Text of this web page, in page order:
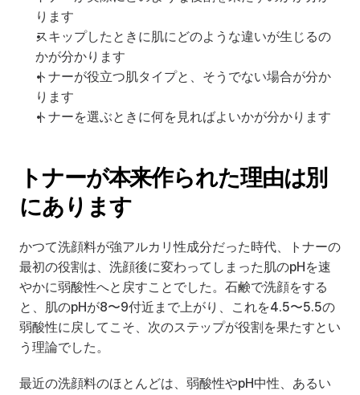
ります
スキップしたときに肌にどのような違いが生じるの
かが分かります
トナーが役立つ肌タイプと、そうでない場合が分か
ります
トナーを選ぶときに何を見ればよいかが分かります
トナーが本来作られた理由は別
にあります
かつて洗顔料が強アルカリ性成分だった時代、トナーの
最初の役割は、洗顔後に変わってしまった肌のpHを速
やかに弱酸性へと戻すことでした。石鹸で洗顔をする
と、肌のpHが8〜9付近まで上がり、これを4.5〜5.5の
弱酸性に戻してこそ、次のステップが役割を果たすとい
う理論でした。
最近の洗顔料のほとんどは、弱酸性やpH中性、あるい